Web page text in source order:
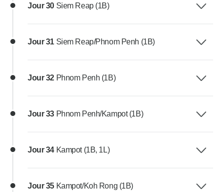
Jour 30 Siem Reap (1B)
Jour 31 Siem Reap/Phnom Penh (1B)
Jour 32 Phnom Penh (1B)
Jour 33 Phnom Penh/Kampot (1B)
Jour 34 Kampot (1B, 1L)
Jour 35 Kampot/Koh Rong (1B)